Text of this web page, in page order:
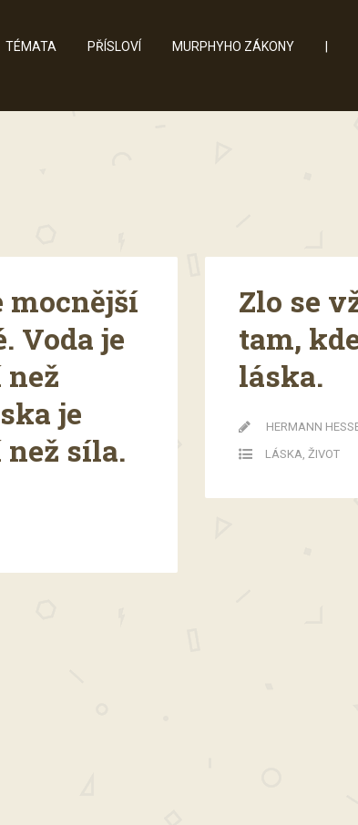
TÉMATA PŘÍSLOVÍ MURPHYHO ZÁKONY
mocnější
Voda je
je
síla.
Zlo se
tam,
láska.
HERMANN
LÁSKA ŽIVOT